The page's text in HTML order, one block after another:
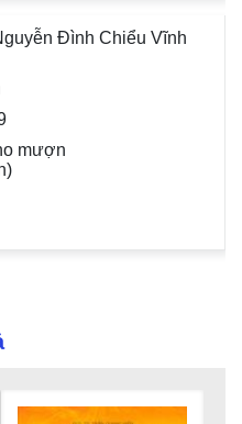
Đình Chiểu Vĩnh
mượn